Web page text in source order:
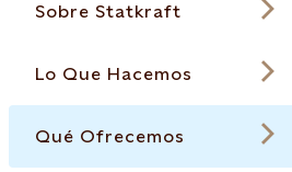
Sobre Statkraft
Lo Que Hacemos
Qué Ofrecemos